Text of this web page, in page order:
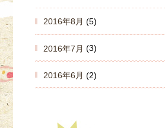
2016年8月 (5)
2016年7月 (3)
2016年6月 (2)